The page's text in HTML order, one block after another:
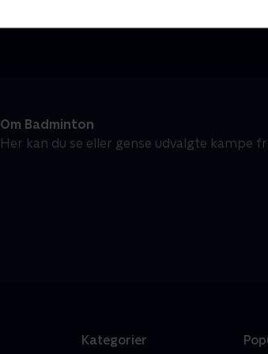
Om Badminton
Her kan du se eller gense udvalgte kampe
Kategorier